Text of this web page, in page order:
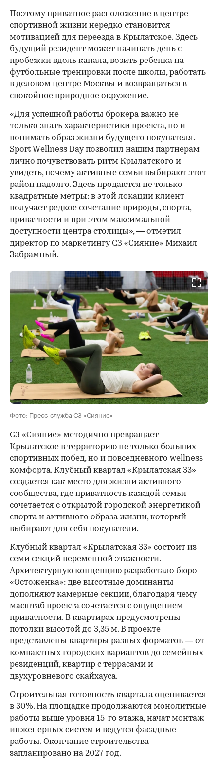
Поэтому приватное расположение в центре
спортивной жизни нередко становится
мотивацией для переезда в Крылатское. Здесь
будущий резидент может начинать день с
пробежки вдоль канала, возить ребенка на
футбольные тренировки после школы, работать
в деловом центре Москвы и возвращаться в
спокойное природное окружение.
«Для успешной работы брокера важно не
только знать характеристики проекта, но и
понимать образ жизни будущего покупателя.
Sport Wellness Day позволил нашим партнерам
лично почувствовать ритм Крылатского и
увидеть, почему активные семьи выбирают этот
район надолго. Здесь продаются не только
квадратные метры: в этой локации клиент
получает редкое сочетание природы, спорта,
приватности и при этом максимальной
доступности центра столицы», — отметил
директор по маркетингу СЗ «Сияние» Михаил
Забрамный.
Фото: Пресс-служба СЗ «Сияние»
СЗ «Сияние» методично превращает
Крылатское в территорию не только больших
спортивных побед, но и повседневного wellness-
комфорта. Клубный квартал «Крылатская 33»
создается как место для жизни активного
сообщества, где приватность каждой семьи
сочетается с открытой городской энергетикой
спорта и активного образа жизни, который
выбирают для себя покупатели.
Клубный квартал «Крылатская 33» состоит из
семи секций переменной этажности.
Архитектурную концепцию разработало бюро
«Остоженка»: две высотные доминанты
дополняют камерные секции, благодаря чему
масштаб проекта сочетается с ощущением
приватности. В квартирах предусмотрены
потолки высотой до 3,35 м. В проекте
представлены квартиры разных форматов — от
компактных городских вариантов до семейных
резиденций, квартир с террасами и
двухуровневого скайхауса.
Строительная готовность квартала оценивается
в 30%. На площадке продолжаются монолитные
работы выше уровня 15-го этажа, начат монтаж
инженерных систем и ведутся фасадные
работы. Окончание строительства
запланировано на 2027 год.